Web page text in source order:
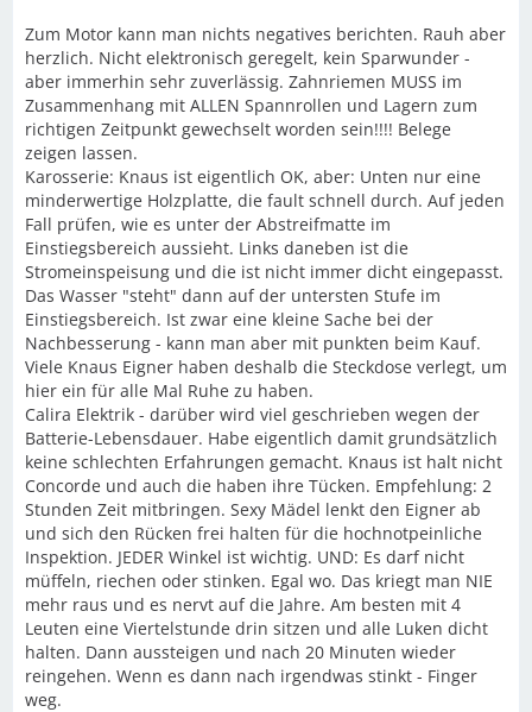
Zum Motor kann man nichts negatives berichten. Rauh aber
herzlich. Nicht elektronisch geregelt, kein Sparwunder -
aber immerhin sehr zuverlässig. Zahnriemen MUSS im
Zusammenhang mit ALLEN Spannrollen und Lagern zum
richtigen Zeitpunkt gewechselt worden sein!!!! Belege
zeigen lassen.
Karosserie: Knaus ist eigentlich OK, aber: Unten nur eine
minderwertige Holzplatte, die fault schnell durch. Auf jeden
Fall prüfen, wie es unter der Abstreifmatte im
Einstiegsbereich aussieht. Links daneben ist die
Stromeinspeisung und die ist nicht immer dicht eingepasst.
Das Wasser "steht" dann auf der untersten Stufe im
Einstiegsbereich. Ist zwar eine kleine Sache bei der
Nachbesserung - kann man aber mit punkten beim Kauf.
Viele Knaus Eigner haben deshalb die Steckdose verlegt, um
hier ein für alle Mal Ruhe zu haben.
Calira Elektrik - darüber wird viel geschrieben wegen der
Batterie-Lebensdauer. Habe eigentlich damit grundsätzlich
keine schlechten Erfahrungen gemacht. Knaus ist halt nicht
Concorde und auch die haben ihre Tücken. Empfehlung: 2
Stunden Zeit mitbringen. Sexy Mädel lenkt den Eigner ab
und sich den Rücken frei halten für die hochnotpeinliche
Inspektion. JEDER Winkel ist wichtig. UND: Es darf nicht
müffeln, riechen oder stinken. Egal wo. Das kriegt man NIE
mehr raus und es nervt auf die Jahre. Am besten mit 4
Leuten eine Viertelstunde drin sitzen und alle Luken dicht
halten. Dann aussteigen und nach 20 Minuten wieder
reingehen. Wenn es dann nach irgendwas stinkt - Finger
weg.